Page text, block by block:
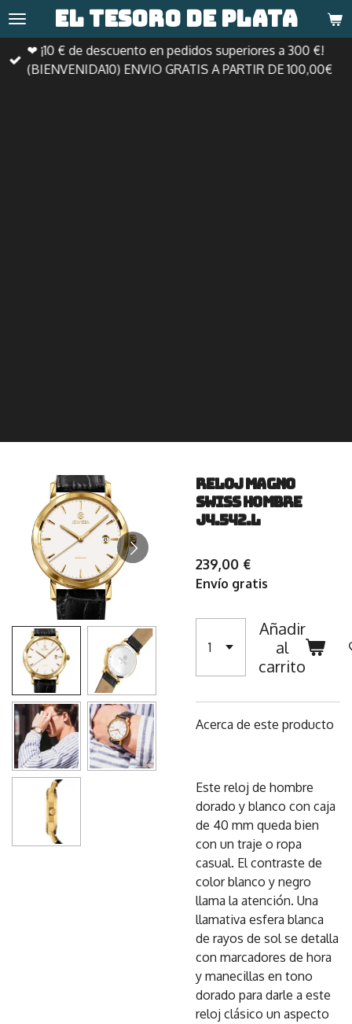
Ir
al
contenido
principal
El tesoro de plata
❤ ¡10 € de descuento en pedidos superiores a 300 €!
(BIENVENIDA10) ENVIO GRATIS A PARTIR DE 100,00€
Reloj Magno
Swiss Hombre
J4.542.L
239,00 €
Envío gratis
Añadir
al
carrito
Acerca de este producto
Este reloj de hombre
dorado y blanco con caja
de 40 mm queda bien
con un traje o ropa
casual. El contraste de
color blanco y negro
llama la atención. Una
llamativa esfera blanca
de rayos de sol se detalla
con marcadores de hora
y manecillas en tono
dorado para darle a este
reloj clásico un aspecto